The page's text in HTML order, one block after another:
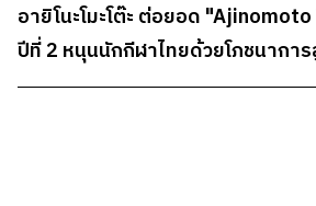
อายิโนะโมะโต๊ะ ต่อยอด
ปีที่ 2 หนุนนักกีฬาไทยด้วยโภชนาการ
2026